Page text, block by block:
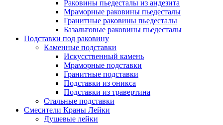
Раковины пьедесталы из андезита
Мраморные раковины пьедесталы
Гранитные раковины пьедесталы
Базальтовые раковины пьедесталы
Подставки под раковину
Каменные подставки
Искусственный камень
Мраморные подставки
Гранитные подставки
Подставки из оникса
Подставки из травертина
Стальные подставки
Смесители Краны Лейки
Душевые лейки